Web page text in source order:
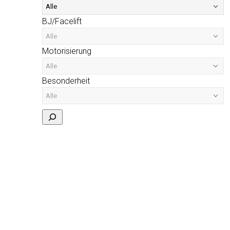
BJ/Facelift
Motorisierung
Besonderheit